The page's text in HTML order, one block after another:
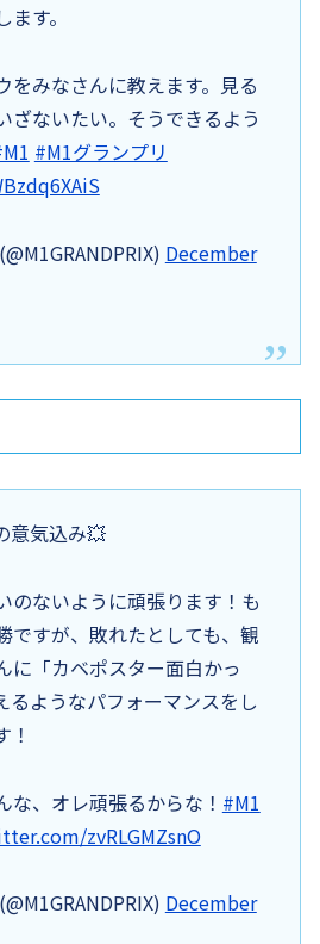
す。
をみなさんに教えます。見る
ざないたい。そうできるよう
#M1グランプリ
December
意気込み💥
のないように頑張ります！も
ですが、敗れたとしても、観
に「カベポスター面白かっ
るようなパフォーマンスをし
な、オレ頑張るからな！ #M1
zvRLGMZsnO
December